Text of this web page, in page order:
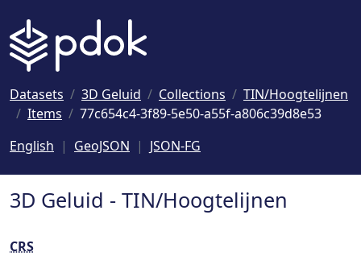
Datasets 3D Geluid Collections
TIN/Hoogtelijnen
Items
77c654c4-3f89-5e50-a55f-a806c39d8e53
English
GeoJSON JSON-FG
3D Geluid - TIN/Hoogtelijnen
CRS